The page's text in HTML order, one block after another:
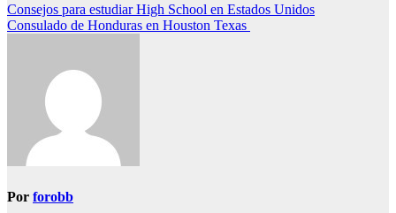
Navegación
de
Consejos para estudiar High School en Estados Unidos
Consulado de Honduras en Houston Texas
Por forobb